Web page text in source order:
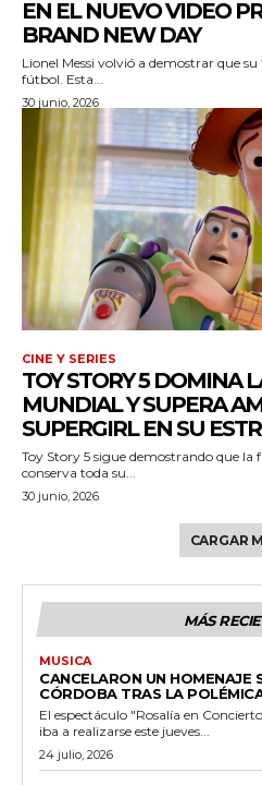
EN EL NUEVO VIDEO
BRAND NEW DAY
Lionel Messi volvió a demostrar que
fútbol. Esta...
30 junio, 2026
CINE Y SERIES
TOY STORY 5 DOMINA
MUNDIAL Y SUPERA
SUPERGIRL EN SU
Toy Story 5 sigue demostrando que
conserva toda su...
30 junio, 2026
CARGAR
MÁS
MUSICA
CANCELARON UN HOMENAJE
CÓRDOBA TRAS LA
El espectáculo "Rosalía en
iba a realizarse este jueves...
24 julio, 2026